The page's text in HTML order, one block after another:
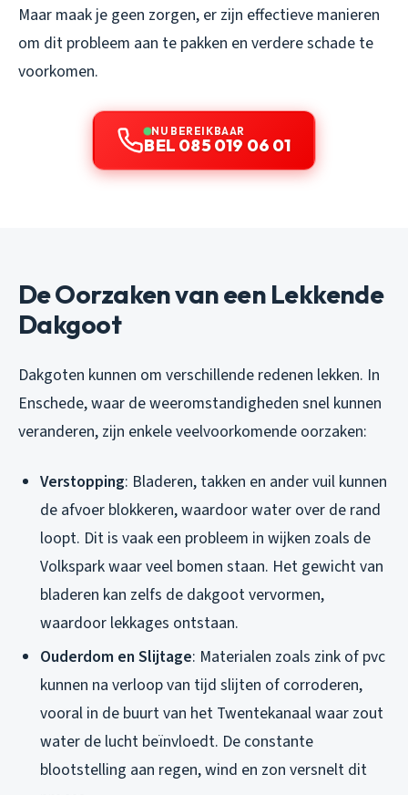
Maar maak je geen zorgen, er zijn effectieve manieren
om dit probleem aan te pakken en verdere schade te
voorkomen.
NU BEREIKBAAR
BEL 085 019 06 01
De Oorzaken van een Lekkende
Dakgoot
Dakgoten kunnen om verschillende redenen lekken. In
Enschede, waar de weeromstandigheden snel kunnen
veranderen, zijn enkele veelvoorkomende oorzaken:
Verstopping: Bladeren, takken en ander vuil kunnen
de afvoer blokkeren, waardoor water over de rand
loopt. Dit is vaak een probleem in wijken zoals de
Volkspark waar veel bomen staan. Het gewicht van
bladeren kan zelfs de dakgoot vervormen,
waardoor lekkages ontstaan.
Ouderdom en Slijtage: Materialen zoals zink of pvc
kunnen na verloop van tijd slijten of corroderen,
vooral in de buurt van het Twentekanaal waar zout
water de lucht beïnvloedt. De constante
blootstelling aan regen, wind en zon versnelt dit